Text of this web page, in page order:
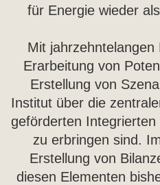
für Energie wieder
Mit
Erarbeitung von
Erstellung von
Institut über die
geförderten
zu erbringen sind.
Erstellung von
diesen Elementen